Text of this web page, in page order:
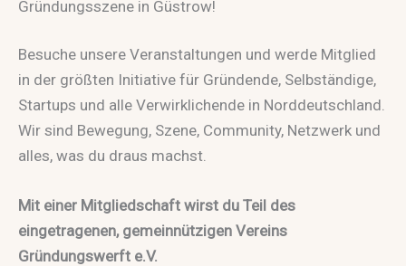
Gründungsszene in Güstrow!
Besuche unsere Veranstaltungen und werde Mitglied
in der größten Initiative für Gründende, Selbständige,
Startups und alle Verwirklichende in Norddeutschland.
Wir sind Bewegung, Szene, Community, Netzwerk und
alles, was du draus machst.
Mit einer Mitgliedschaft wirst du Teil des
eingetragenen, gemeinnützigen Vereins
Gründungswerft e.V.